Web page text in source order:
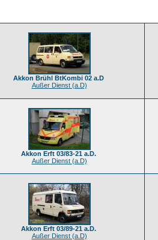
Akkon Brühl BtKombi 02 a.D
Außer Dienst (a.D)
Akkon Erft 03/83-21 a.D.
Außer Dienst (a.D)
Akkon Erft 03/89-21 a.D.
Außer Dienst (a.D)